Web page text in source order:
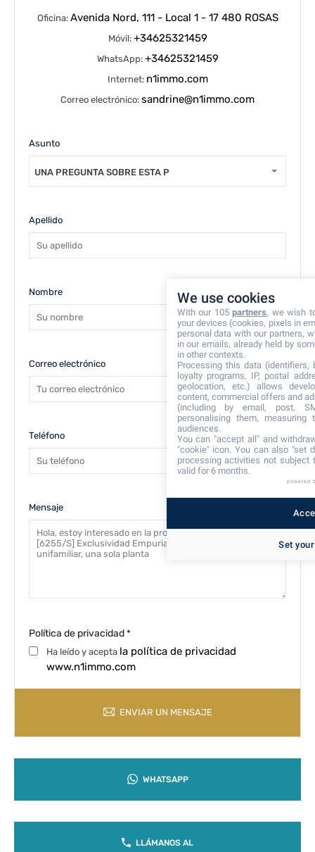
Oficina: Avenida Nord, 111 - Local 1 - 17 480 ROSAS
Móvil: +34625321459
WhatsApp: +34625321459
Internet: n1immo.com
Correo electrónico: sandrine@n1immo.com
Asunto
UNA PREGUNTA SOBRE ESTA PROPIEDAD
Apellido
Nombre
Correo electrónico
Teléfono
Mensaje
Política de privacidad *
Ha leído y acepta la política de privacidad
www.n1immo.com
ENVIAR UN MENSAJE
WHATSAPP
LLÁMANOS AL
We use cookies
With our 105partners, we wish
your devices (cookies, pixels in
personal data with our partners,
in our emails, already held by
in other contexts.
Processing this data (identifiers,
loyalty programs, IP, postal
geolocation, etc.) allows
content, commercial offers and
(including by email, post,
personalising them, measuring
audiences.
You can "accept all" and
"cookie" icon. You can also "set
processing activities not subject
valid for 6 months.
powered
Set